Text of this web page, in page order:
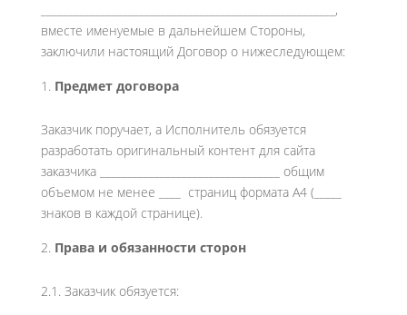
______________________________________________________,
вместе именуемые в дальнейшем Стороны,
заключили настоящий Договор о нижеследующем:
Предмет договора
Заказчик поручает, а Исполнитель обязуется
разработать оригинальный контент для сайта
заказчика _________________________________ общим
объемом не менее ____ страниц формата А4 (_____
знаков в каждой странице).
Права и обязанности сторон
2.1. Заказчик обязуется: